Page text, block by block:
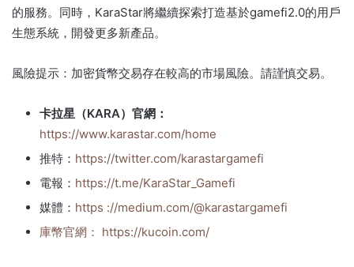
的服務。 同時，KaraStar將繼續探索打造基於gamefi2.0的用戶
生態系統，開發更多新產品。
風險提示：加密貨幣交易存在較高的市場風險。 請謹慎交易。
卡拉星（KARA）官網：
https://www.karastar.com/home
推特： https://twitter.com/karastargamefi
電報： https://t.me/KaraStar_Gamefi
媒體： https ://medium.com/@karastargamefi
庫幣官網： https://kucoin.com/